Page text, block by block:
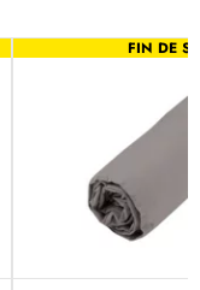
FIN DE